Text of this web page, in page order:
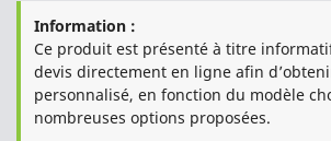
Information :
Ce produit est présenté à titre
devis directement en ligne afin
personnalisé, en fonction du modèle
nombreuses options proposées.